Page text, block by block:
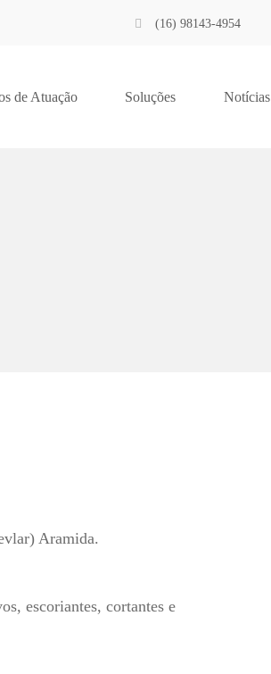
(16) 98143-4954
de Atuação Soluções Notícias
Aramida.
escoriantes, cortantes e